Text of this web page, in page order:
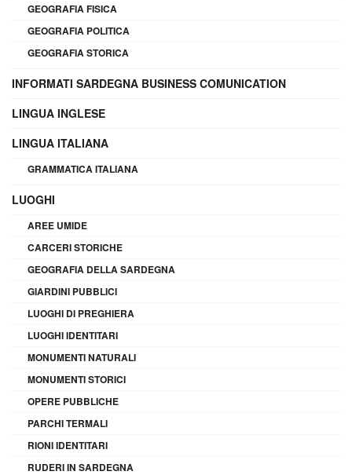
GEOGRAFIA FISICA
GEOGRAFIA POLITICA
GEOGRAFIA STORICA
INFORMATI SARDEGNA BUSINESS COMUNICATION
LINGUA INGLESE
LINGUA ITALIANA
GRAMMATICA ITALIANA
LUOGHI
AREE UMIDE
CARCERI STORICHE
GEOGRAFIA DELLA SARDEGNA
GIARDINI PUBBLICI
LUOGHI DI PREGHIERA
LUOGHI IDENTITARI
MONUMENTI NATURALI
MONUMENTI STORICI
OPERE PUBBLICHE
PARCHI TERMALI
RIONI IDENTITARI
RUDERI IN SARDEGNA